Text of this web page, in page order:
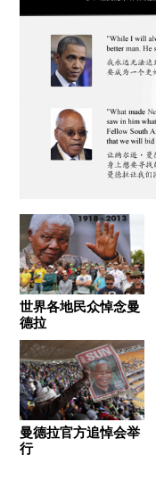
世界各地民众悼念曼
德拉
曼德拉官方追悼会举
行